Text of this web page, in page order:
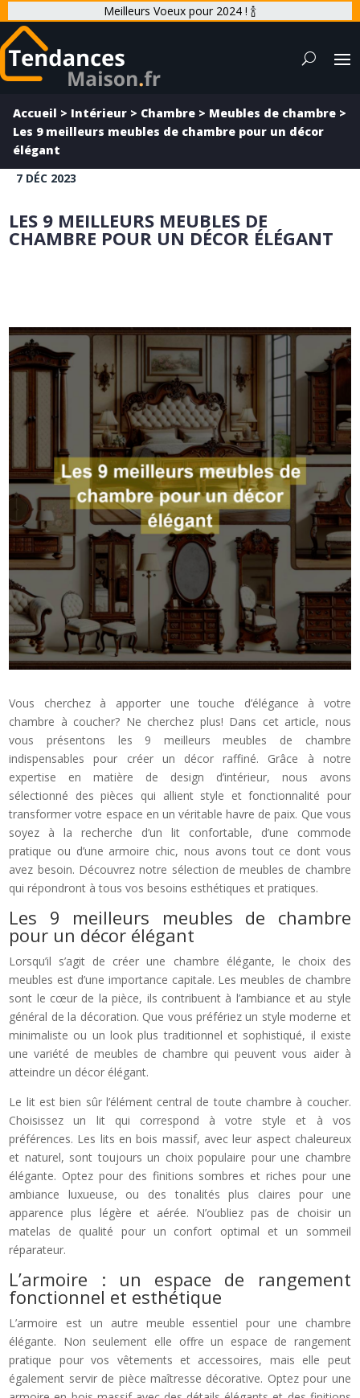
Meilleurs Voeux pour 2024 ! 🍾
Accueil > Intérieur > Chambre > Meubles de chambre >
Les 9 meilleurs meubles de chambre pour un décor
élégant
7 DÉC 2023
LES 9 MEILLEURS MEUBLES DE
CHAMBRE POUR UN DÉCOR ÉLÉGANT
Vous cherchez à apporter une touche d’élégance à votre
chambre à coucher? Ne cherchez plus! Dans cet article, nous
vous présentons les 9 meilleurs meubles de chambre
indispensables pour créer un décor raffiné. Grâce à notre
expertise en matière de design d’intérieur, nous avons
sélectionné des pièces qui allient style et fonctionnalité pour
transformer votre espace en un véritable havre de paix. Que vous
soyez à la recherche d’un lit confortable, d’une commode
pratique ou d’une armoire chic, nous avons tout ce dont vous
avez besoin. Découvrez notre sélection de meubles de chambre
qui répondront à tous vos besoins esthétiques et pratiques.
Les 9 meilleurs meubles de chambre
pour un décor élégant
Lorsqu’il s’agit de créer une chambre élégante, le choix des
meubles est d’une importance capitale. Les meubles de chambre
sont le cœur de la pièce, ils contribuent à l’ambiance et au style
général de la décoration. Que vous préfériez un style moderne et
minimaliste ou un look plus traditionnel et sophistiqué, il existe
une variété de meubles de chambre qui peuvent vous aider à
atteindre un décor élégant.
Le lit est bien sûr l’élément central de toute chambre à coucher.
Choisissez un lit qui correspond à votre style et à vos
préférences. Les lits en bois massif, avec leur aspect chaleureux
et naturel, sont toujours un choix populaire pour une chambre
élégante. Optez pour des finitions sombres et riches pour une
ambiance luxueuse, ou des tonalités plus claires pour une
apparence plus légère et aérée. N’oubliez pas de choisir un
matelas de qualité pour un confort optimal et un sommeil
réparateur.
L’armoire : un espace de rangement
fonctionnel et esthétique
L’armoire est un autre meuble essentiel pour une chambre
élégante. Non seulement elle offre un espace de rangement
pratique pour vos vêtements et accessoires, mais elle peut
également servir de pièce maîtresse décorative. Optez pour une